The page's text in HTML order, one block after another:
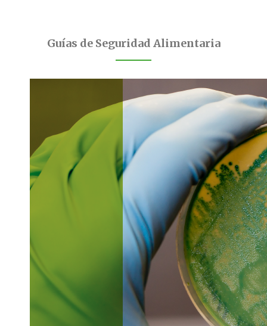
Guías de Seguridad Alimentaria